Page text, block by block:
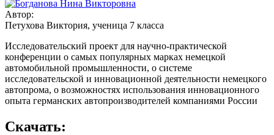
Автор:
Петухова Виктория, ученица 7 класса
Исследовательский проект для научно-практической
конференции о самых популярных марках немецкой
автомобильной промышленности, о системе
исследовательской и инновационной деятельности немецкого
автопрома, о возможностях использования инновационного
опыта германских автопроизводителей компаниями России
Скачать: